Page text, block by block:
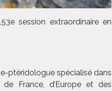
session extraordinaire en
ptéridologue spécialisé dans
France, d’Europe et des